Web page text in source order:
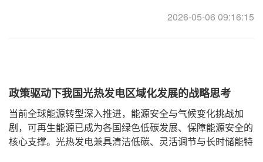
2026-05-06 09:16:15
政策驱动下我国光热发电区域化发展的战略思考
当前全球能源转型深入推进，能源安全与气候变化挑战加
剧，可再生能源已成为各国绿色低碳发展、保障能源安全的
核心支撑。光热发电兼具清洁低碳、灵活调节与长时储能特